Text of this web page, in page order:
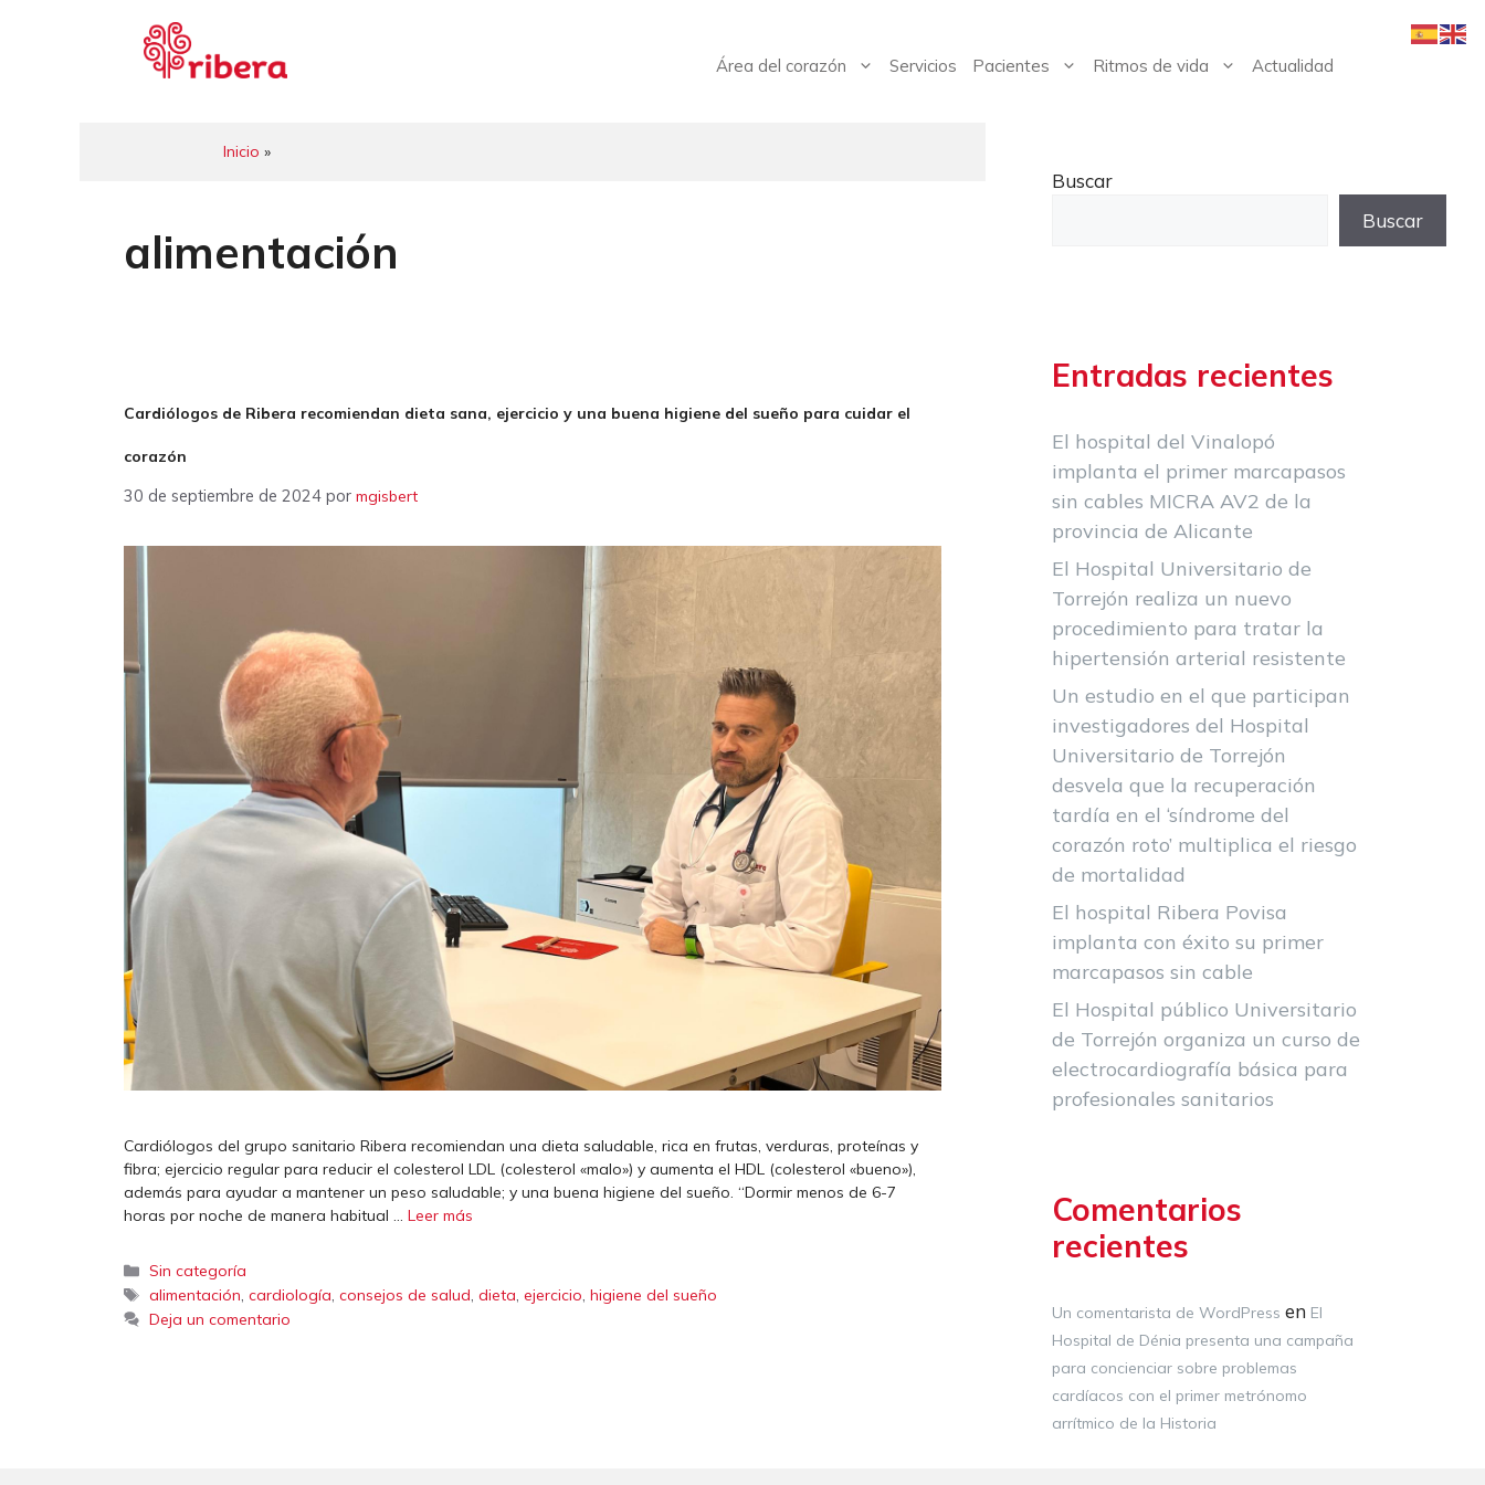
Área del corazón Servicios Pacientes Ritmos de vida Actualidad
Inicio »
alimentación
Cardiólogos de Ribera recomiendan dieta sana, ejercicio y una buena higiene del sueño para cuidar el
corazón
30 de septiembre de 2024 por mgisbert
Cardiólogos del grupo sanitario Ribera recomiendan una dieta saludable, rica en frutas, verduras, proteínas y
fibra; ejercicio regular para reducir el colesterol LDL (colesterol «malo») y aumenta el HDL (colesterol «bueno»),
además para ayudar a mantener un peso saludable; y una buena higiene del sueño. “Dormir menos de 6-7
horas por noche de manera habitual … Leer más
Categorías
Sin categoría
Etiquetas
alimentación,cardiología,consejos de salud,dieta,ejercicio,higiene del sueño
Deja un comentario
Buscar
Buscar
Entradas recientes
El hospital del Vinalopó
implanta el primer marcapasos
sin cables MICRA AV2 de la
provincia de Alicante
El Hospital Universitario de
Torrejón realiza un nuevo
procedimiento para tratar la
hipertensión arterial resistente
Un estudio en el que participan
investigadores del Hospital
Universitario de Torrejón
desvela que la recuperación
tardía en el ‘síndrome del
corazón roto’ multiplica el riesgo
de mortalidad
El hospital Ribera Povisa
implanta con éxito su primer
marcapasos sin cable
El Hospital público Universitario
de Torrejón organiza un curso de
electrocardiografía básica para
profesionales sanitarios
Comentarios
recientes
Un comentarista de WordPress en El
Hospital de Dénia presenta una campaña
para concienciar sobre problemas
cardíacos con el primer metrónomo
arrítmico de la Historia